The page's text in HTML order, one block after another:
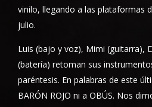
vinilo, llegando a las plataformas
julio.
Luis (bajo y voz), Mimi (guitarra),
(batería) retoman sus
paréntesis. En palabras de este
BARÓN ROJO ni a OBÚS. Nos